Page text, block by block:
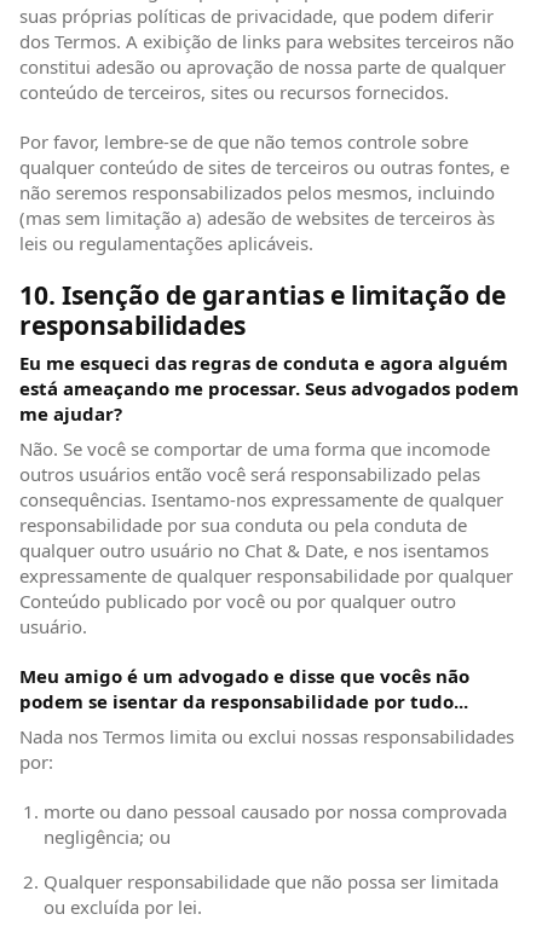
suas próprias políticas de privacidade, que podem diferir
dos Termos. A exibição de links para websites terceiros não
constitui adesão ou aprovação de nossa parte de qualquer
conteúdo de terceiros, sites ou recursos fornecidos.
Por favor, lembre-se de que não temos controle sobre
qualquer conteúdo de sites de terceiros ou outras fontes, e
não seremos responsabilizados pelos mesmos, incluindo
(mas sem limitação a) adesão de websites de terceiros às
leis ou regulamentações aplicáveis.
10. Isenção de garantias e limitação de
responsabilidades
Eu me esqueci das regras de conduta e agora alguém
está ameaçando me processar. Seus advogados podem
me ajudar?
Não. Se você se comportar de uma forma que incomode
outros usuários então você será responsabilizado pelas
consequências. Isentamo-nos expressamente de qualquer
responsabilidade por sua conduta ou pela conduta de
qualquer outro usuário no Chat & Date, e nos isentamos
expressamente de qualquer responsabilidade por qualquer
Conteúdo publicado por você ou por qualquer outro
usuário.
Meu amigo é um advogado e disse que vocês não
podem se isentar da responsabilidade por tudo...
Nada nos Termos limita ou exclui nossas responsabilidades
por:
morte ou dano pessoal causado por nossa comprovada
negligência; ou
Qualquer responsabilidade que não possa ser limitada
ou excluída por lei.